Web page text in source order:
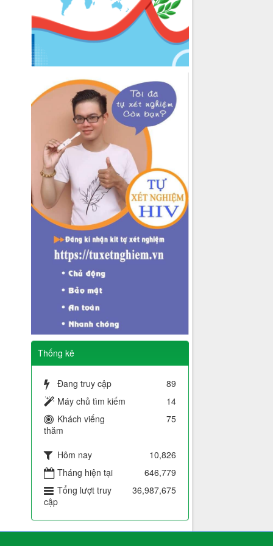
Thống kê
Đang truy cập
89
Máy chủ tìm kiếm
14
Khách viếng
thăm
75
Hôm nay
10,826
Tháng hiện tại
646,779
Tổng lượt truy
cập
36,987,675